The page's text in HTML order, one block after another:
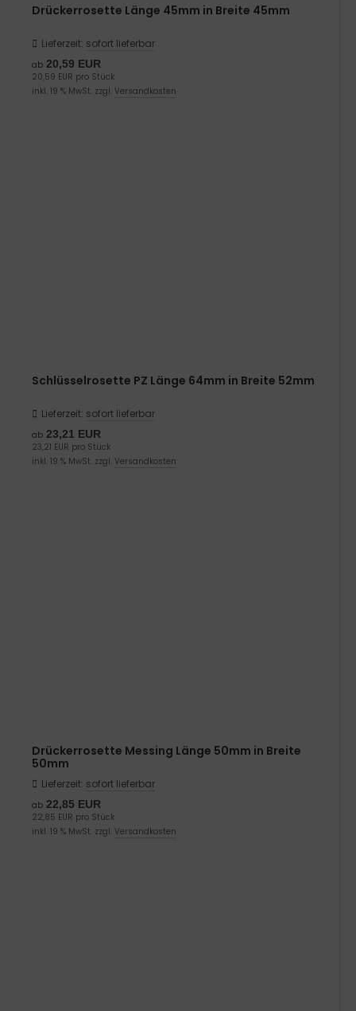
Drückerrosette Länge 45mm in Breite 45mm
Lieferzeit: sofort lieferbar
ab 20,59 EUR
20,59 EUR pro Stück
inkl. 19 % MwSt. zzgl. Versandkosten
Schlüsselrosette PZ Länge 64mm in Breite 52mm
Lieferzeit: sofort lieferbar
ab 23,21 EUR
23,21 EUR pro Stück
inkl. 19 % MwSt. zzgl. Versandkosten
Drückerrosette Messing Länge 50mm in Breite
50mm
Lieferzeit: sofort lieferbar
ab 22,85 EUR
22,85 EUR pro Stück
inkl. 19 % MwSt. zzgl. Versandkosten